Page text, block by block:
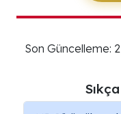
Son Güncelleme: